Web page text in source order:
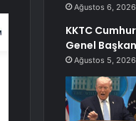
Ağustos 6, 2026
KKTC
Genel
Ağustos 5, 2026